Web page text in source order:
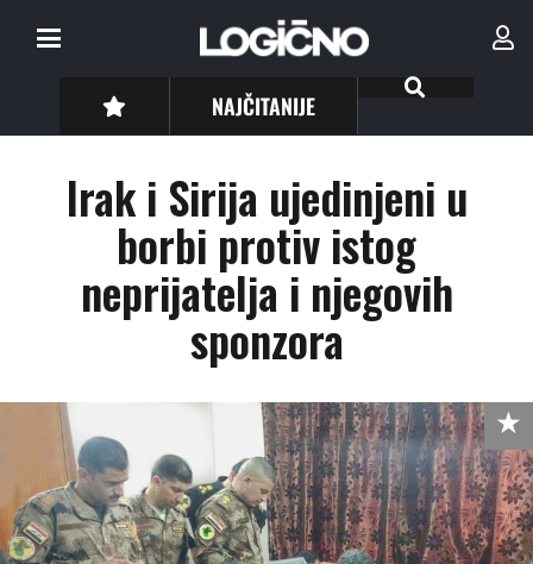
NAJČITANIJE
Irak i Sirija ujedinjeni u
borbi protiv istog
neprijatelja i njegovih
sponzora